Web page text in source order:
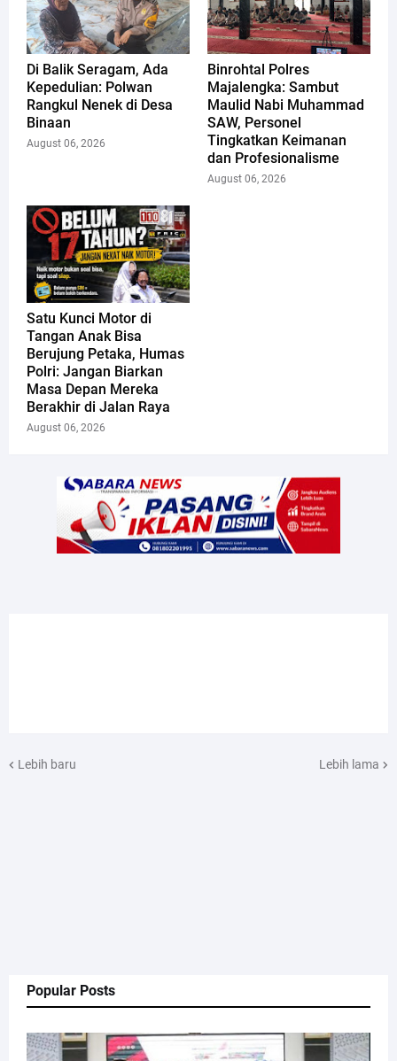
Popular Posts
Di Balik Seragam, Ada
Kepedulian: Polwan
Rangkul Nenek di Desa
Binaan
August 06, 2026
Binrohtal Polres
Majalengka: Sambut
Maulid Nabi Muhammad
SAW, Personel
Tingkatkan Keimanan
dan Profesionalisme
August 06, 2026
Satu Kunci Motor di
Tangan Anak Bisa
Berujung Petaka, Humas
Polri: Jangan Biarkan
Masa Depan Mereka
Berakhir di Jalan Raya
August 06, 2026
Lebih baru Lebih lama